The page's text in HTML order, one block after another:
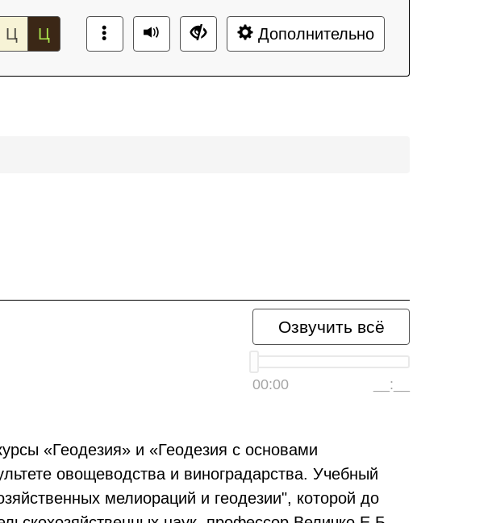
Ц Ц Дополнительно
Озвучить всё
00:00 __:__
«Геодезия» и «Геодезия с основами
овощеводства и виноградарства. Учебный
мелиораций и геодезии", которой до